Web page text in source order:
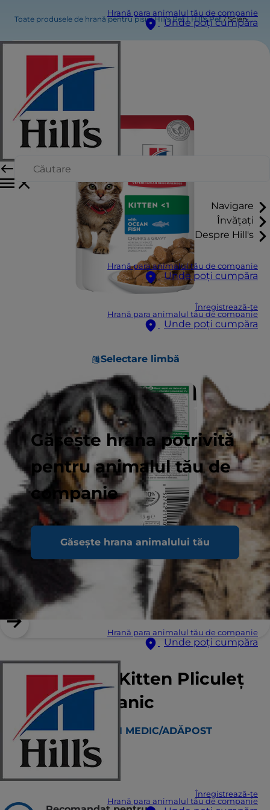
Hrană para animalul tău de companie
Unde poți cumpăra
Navigare
Învățați
Despre Hill's
Hrană para animalul tău de companie
Unde poți cumpăra
Înregistrează-te
Hrană para animalul tău de companie
Unde poți cumpăra
Selectare limbă
Găsește hrana potrivită
pentru animalul tău de
companie
Găsește hrana animalului tău
Hrană para animalul tău de companie
Unde poți cumpăra
Înregistrează-te
Hrană para animalul tău de companie
Toate produsele de hrană pentru pisici Hill's Pet | Hill's Pet Science Plan Kitten Pliculeț cu Pește Oceanic
Science Plan Kitten Pliculeț
cu Pește Oceanic
GĂSEȘTE UN MEDIC/ADĂPOST
Puncte forte